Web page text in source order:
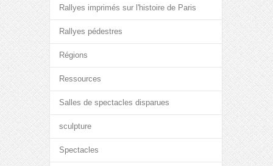
Rallyes imprimés sur l'histoire de Paris
Rallyes pédestres
Régions
Ressources
Salles de spectacles disparues
sculpture
Spectacles